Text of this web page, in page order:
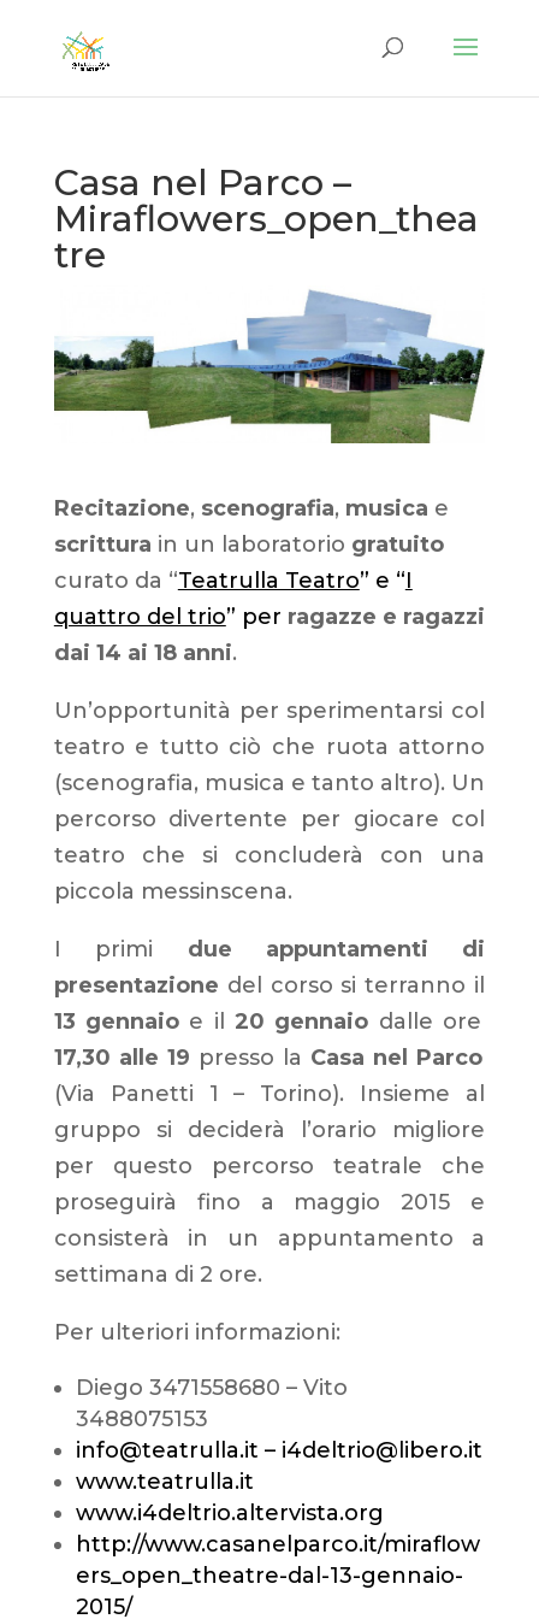
Casa nel Parco –
Miraflowers_open_thea
tre
Recitazione, scenografia, musica e
scrittura in un laboratorio gratuito
curato da “Teatrulla Teatro” e “I
quattro del trio” per ragazze e ragazzi
dai 14 ai 18 anni.
Un’opportunità per sperimentarsi col
teatro e tutto ciò che ruota attorno
(scenografia, musica e tanto altro). Un
percorso divertente per giocare col
teatro che si concluderà con una
piccola messinscena.
I primi due appuntamenti di
presentazione del corso si terranno il
13 gennaio e il20 gennaio dalle ore
17,30 alle 19 presso la Casa nel Parco
(Via Panetti 1 – Torino). Insieme al
gruppo si deciderà l’orario migliore
per questo percorso teatrale che
proseguirà fino a maggio 2015 e
consisterà in un appuntamento a
settimana di 2 ore.
Per ulteriori informazioni:
Diego 3471558680 – Vito
3488075153
info@teatrulla.it – i4deltrio@libero.it
www.teatrulla.it
www.i4deltrio.altervista.org
http://www.casanelparco.it/miraflow
ers_open_theatre-dal-13-gennaio-
2015/